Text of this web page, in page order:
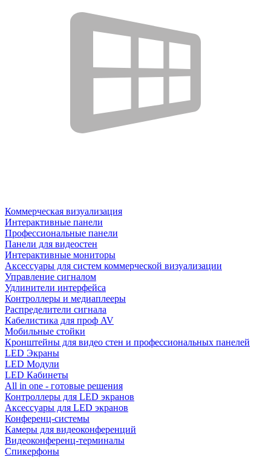
Коммерческая визуализация
Интерактивные панели
Профессиональные панели
Панели для видеостен
Интерактивные мониторы
Аксессуары для систем коммерческой визуализации
Управление сигналом
Удлинители интерфейса
Контроллеры и медиаплееры
Распределители сигнала
Кабелистика для проф AV
Мобильные стойки
Кронштейны для видео стен и профессиональных панелей
LED Экраны
LED Модули
LED Кабинеты
All in one - готовые решения
Контроллеры для LED экранов
Аксессуары для LED экранов
Конференц-системы
Камеры для видеоконференций
Видеоконференц-терминалы
Спикерфоны